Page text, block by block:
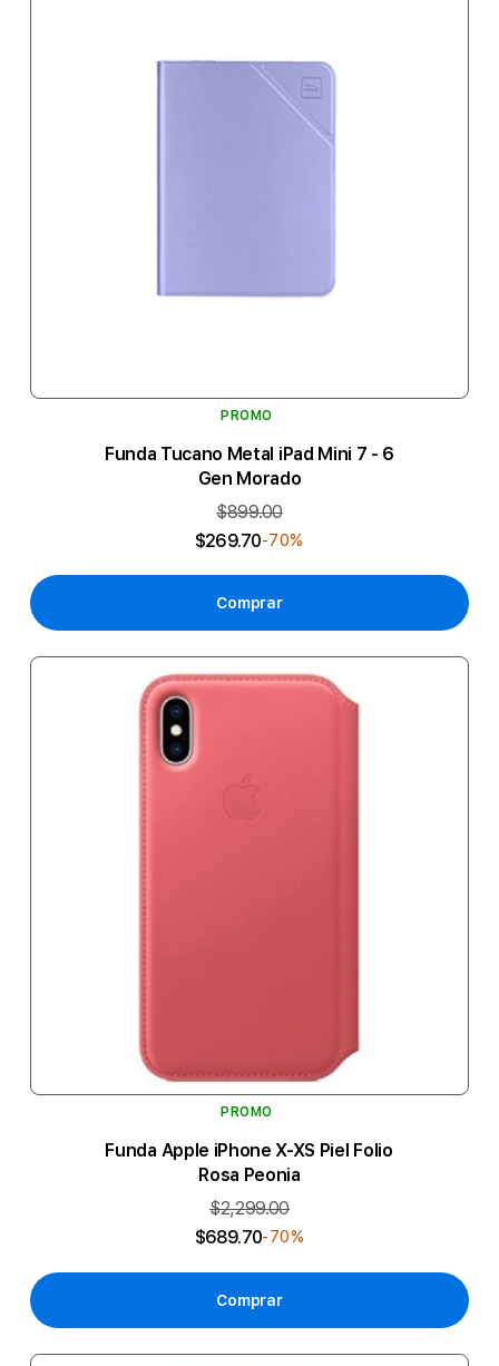
PROMO
Funda Tucano Metal iPad Mini 7 - 6
Gen Morado
$899.00
$269.70-70%
Comprar
PROMO
Funda Apple iPhone X-XS Piel Folio
Rosa Peonia
$2,299.00
$689.70-70%
Comprar